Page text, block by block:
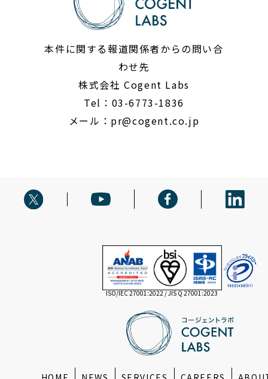
本件に関する報道関係者からの問い合
わせ先
株式会社 Cogent Labs
Tel：03-6773-1836
メール： pr@cogent.co.jp
ISO/IEC 27001:2022 / JIS Q 27001:2023